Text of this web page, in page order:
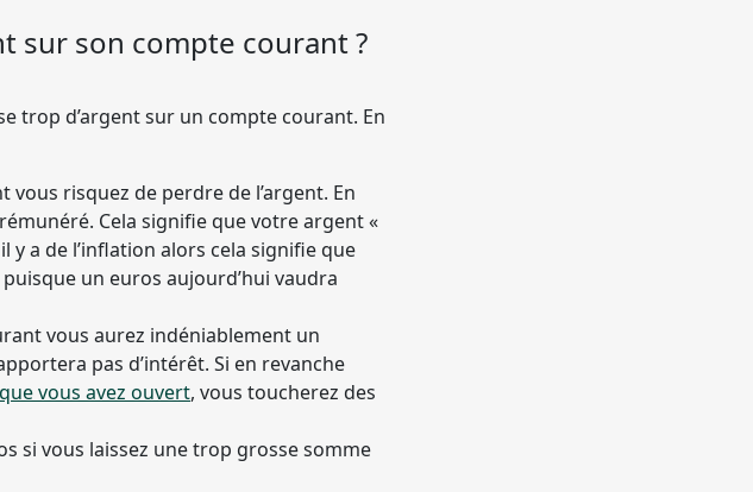
sur son compte courant ?
trop d’argent sur un compte courant. En
risquez de perdre de l’argent. En
Cela signifie que votre argent «
a de l’inflation alors cela signifie que
un euros aujourd’hui vaudra
vous aurez indéniablement un
pas d’intérêt. Si en revanche
vous avez ouvert, vous toucherez des
si vous laissez une trop grosse somme